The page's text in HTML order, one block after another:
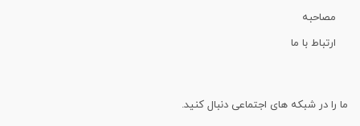
مصاحبه
ارتباط با ما
ما را در شبکه های اجتماعی دنبال کنید.